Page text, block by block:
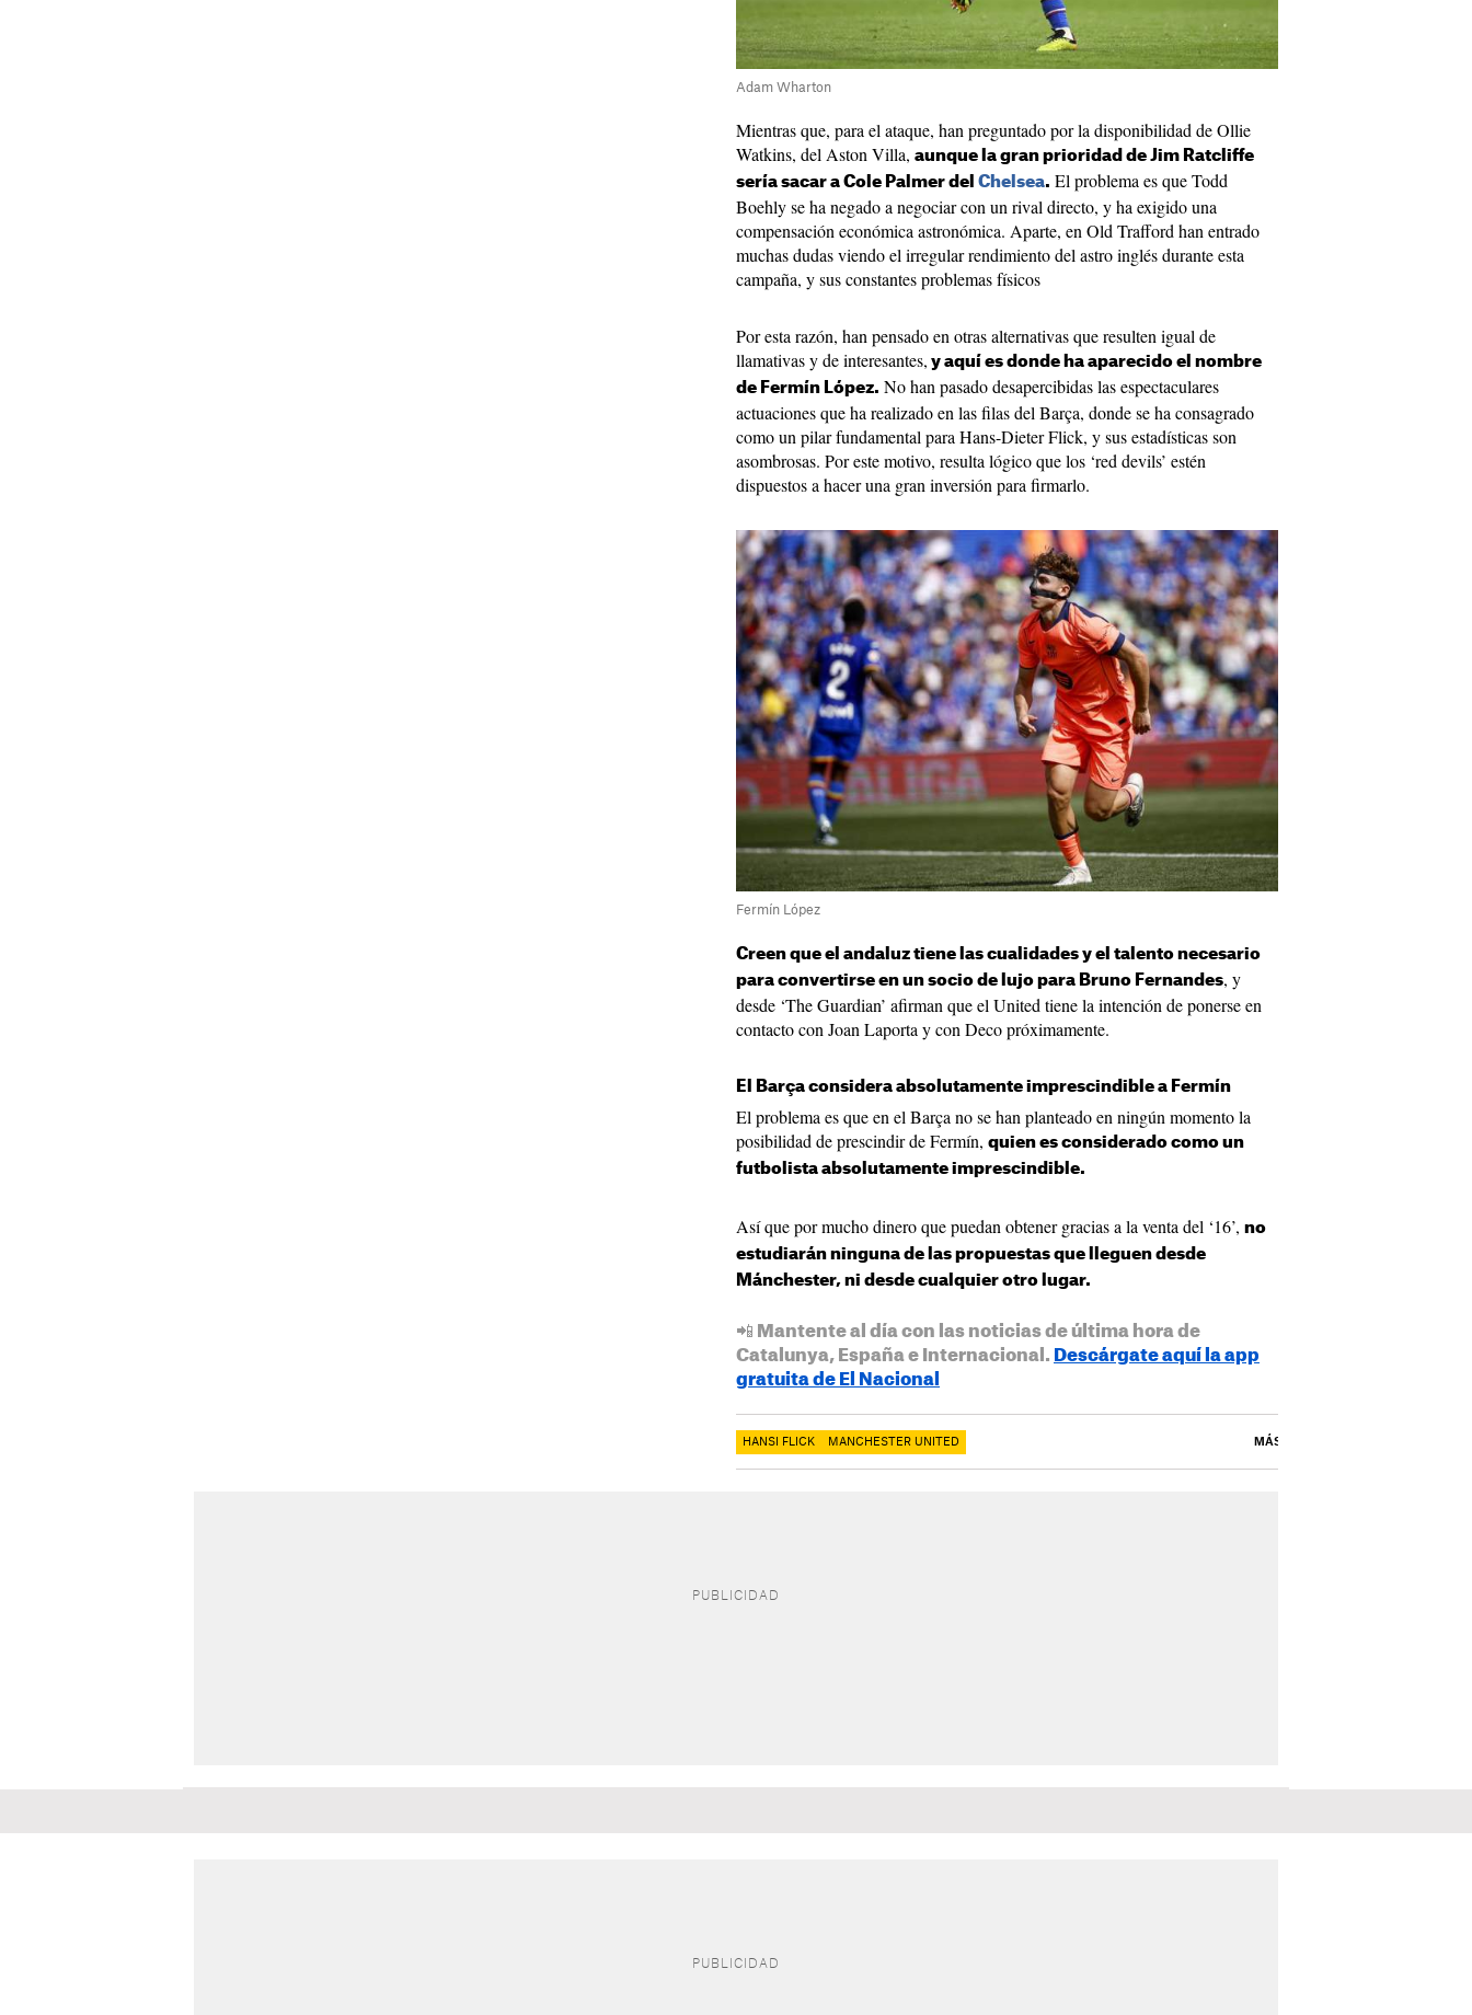
Adam Wharton
Mientras que, para el ataque, han preguntado por la disponibilidad de Ollie
Watkins, del Aston Villa, aunque la gran prioridad de Jim Ratcliffe
sería sacar a Cole Palmer del Chelsea. El problema es que Todd
Boehly se ha negado a negociar con un rival directo, y ha exigido una
compensación económica astronómica. Aparte, en Old Trafford han entrado
muchas dudas viendo el irregular rendimiento del astro inglés durante esta
campaña, y sus constantes problemas físicos
Por esta razón, han pensado en otras alternativas que resulten igual de
llamativas y de interesantes, y aquí es donde ha aparecido el nombre
de Fermín López. No han pasado desapercibidas las espectaculares
actuaciones que ha realizado en las filas del Barça, donde se ha consagrado
como un pilar fundamental para Hans-Dieter Flick, y sus estadísticas son
asombrosas. Por este motivo, resulta lógico que los ‘red devils’ estén
dispuestos a hacer una gran inversión para firmarlo.
Fermín López
Creen que el andaluz tiene las cualidades y el talento necesario
para convertirse en un socio de lujo para Bruno Fernandes, y
desde ‘The Guardian’ afirman que el United tiene la intención de ponerse en
contacto con Joan Laporta y con Deco próximamente.
El Barça considera absolutamente imprescindible a Fermín
El problema es que en el Barça no se han planteado en ningún momento la
posibilidad de prescindir de Fermín, quien es considerado como un
futbolista absolutamente imprescindible.
Así que por mucho dinero que puedan obtener gracias a la venta del ‘16’, no
estudiarán ninguna de las propuestas que lleguen desde
Mánchester, ni desde cualquier otro lugar.
📲 Mantente al día con las noticias de última hora de
Catalunya, España e Internacional. Descárgate aquí la app
gratuita de El Nacional
HANSI FLICK MANCHESTER UNITED MÁS